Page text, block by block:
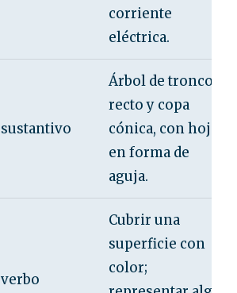
corriente
eléctrica.
sustantivo
Árbol de tronco
recto y copa
cónica, con hojas
en forma de
aguja.
verbo
Cubrir una
superficie con
color;